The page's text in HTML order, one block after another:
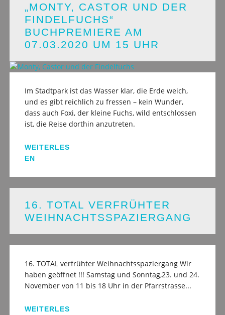
„MONTY, CASTOR UND DER
FINDELFUCHS“
BUCHPREMIERE AM
07.03.2020 UM 15 UHR
Im Stadtpark ist das Wasser klar, die Erde weich,
und es gibt reichlich zu fressen – kein Wunder,
dass auch Foxi, der kleine Fuchs, wild entschlossen
ist, die Reise dorthin anzutreten.
WEITERLES
EN
16. TOTAL VERFRÜHTER
WEIHNACHTSSPAZIERGANG
16. TOTAL verfrühter Weihnachtsspaziergang Wir
haben geöffnet !!! Samstag und Sonntag,23. und 24.
November von 11 bis 18 Uhr in der Pfarrstrasse...
WEITERLES